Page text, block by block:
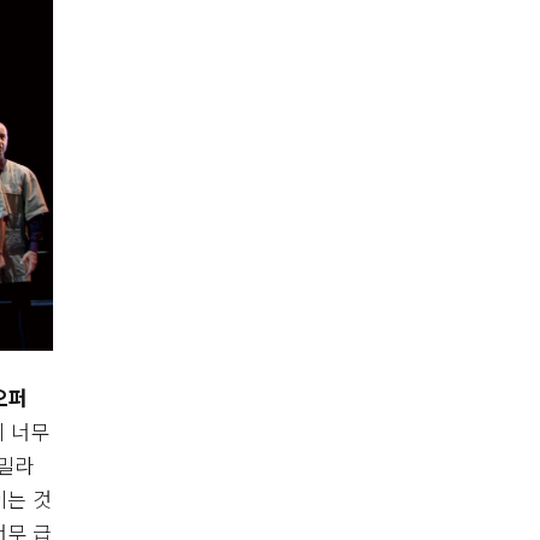
퍼
너무
라
것
무 급